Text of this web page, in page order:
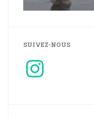
SUIVEZ-NOUS
Instagram